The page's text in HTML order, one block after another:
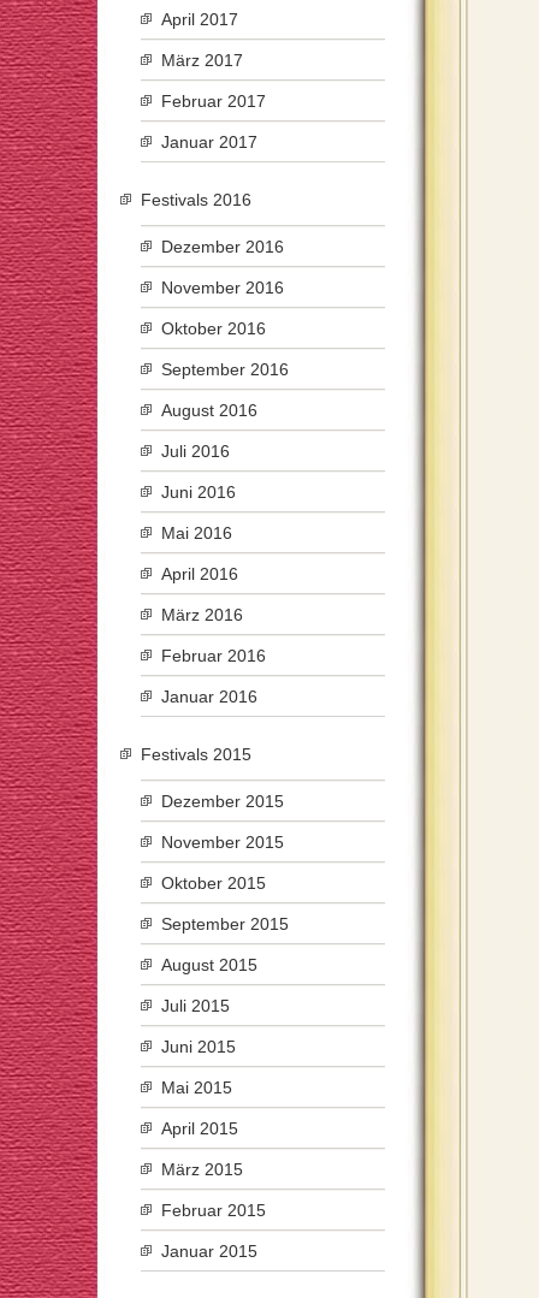
April 2017
März 2017
Februar 2017
Januar 2017
Festivals 2016
Dezember 2016
November 2016
Oktober 2016
September 2016
August 2016
Juli 2016
Juni 2016
Mai 2016
April 2016
März 2016
Februar 2016
Januar 2016
Festivals 2015
Dezember 2015
November 2015
Oktober 2015
September 2015
August 2015
Juli 2015
Juni 2015
Mai 2015
April 2015
März 2015
Februar 2015
Januar 2015